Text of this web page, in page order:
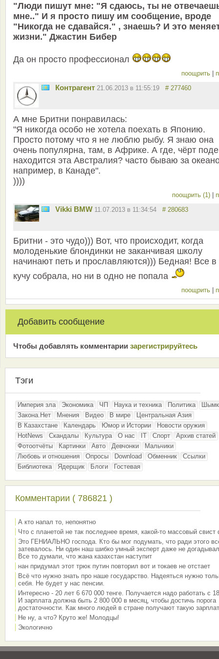
"Люди пишут мне: "Я сдаюсь, ты не
мне.." И я просто пишу им сообщение, вроде
"Никогда не сдавайся." , знаешь? И это
жизни." Джастин Бибер
Да он просто профессионал
поощрить
Контрагент 21.06.2013 в 11:55:19 # 277460
А мне Бритни понравилась:
"Я никогда особо не хотела поехать в Японию.
Просто потому что я не люблю рыбу. Я знаю она
очень популярна, там, в Африке. А где, чёрт
находится эта Австралия? часто бываю за
например, в Канаде".
))))
поощрить (1)
Vikki BMW 11.07.2013 в 11:34:54 # 280683
Бритни - это чудо))) Вот, что происходит, когда
молоденькие блондинки не заканчивая школу
начинают петь и прославляются))) Бедная! Все в
кучу собрала, но ни в одно не попала
поощрить
Добавить сообщение
Чтобы добавлять комментарии зарeгиcтрирyйтeсь
Тэги
Империя зла Экономика ЧП Наука и техника Политика
Закона.Нет
Мнения Видео В мире
Центральная Азия
В Казахстане
Календарь Юмор и Истории
Новости оружия
HotNews
Скандалы Культура О нас IT Спорт
Архив статей
Фотоотчёты
Картинки Авто Девчонки
Мальчики
Любовь и отношения
Опросы Download Обменник
Ссылки
Библиотека
Ядерщик Блоги Гостевая
Комментарии ( 786821 )
А кто напал то, непонятно
Что с планетой не так последнее время, какой-то массовый свист
Это ГЕНИАЛЬНО господа. Кто бы мог подумать, что ради этого
затевалось. Ни один наш шибко умный эксперт даже не
Все то думали, что жана казахстан наступит
нан придумал этот трюк путин повторил вот и токаев не отстает
Всё что нужно знать про наше государство. Надеяться нужно
себя. Не будет у нас пенсии.
Интересно - 20 лет 6 670 000 тенге. Получается надо работать с
И зарплата должна быть 2 800 000 в месяц, чтобы достичь порога
достаточности. Как много людей в стране получают такую
Не ну, а что? Круто же! Молодцы!
Экологично